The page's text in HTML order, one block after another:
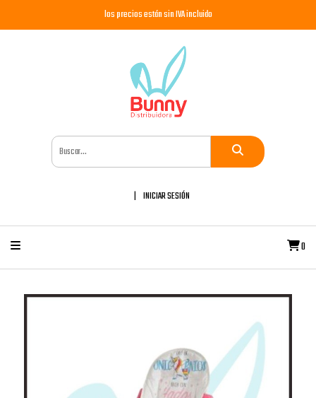
los precios están sin IVA incluido
INICIAR SESIÓN
0